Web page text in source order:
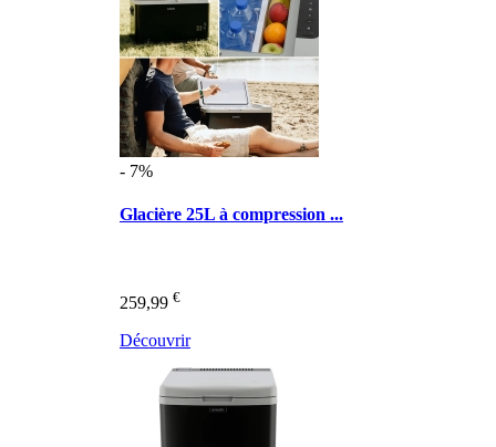
- 7%
Glacière 25L à compression ...
259,99 €
Découvrir